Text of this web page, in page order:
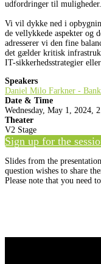
udfordringer til muligheder.
Vi vil dykke ned i
de vellykkede aspekter og
adresserer vi den fine
det gælder kritisk
IT-sikkerhedsstrategier
Speakers
Daniel Milo Farkner -
Date & Time
Wednesday, May 1, 2024,
Theater
V2 Stage
Sign up for the
Slides from the
question wishes to share
Please note that you need